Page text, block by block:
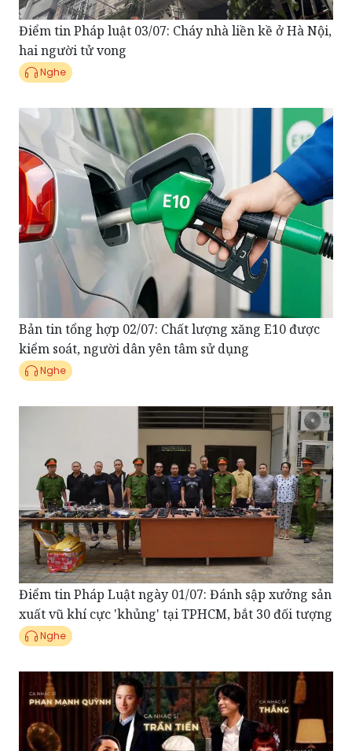
hai người tử vong
Nghe
Bản tin tổng hợp 02/07: Chất lượng xăng E10 được
kiểm soát, người dân yên tâm sử dụng
Nghe
Điểm tin Pháp Luật ngày 01/07: Đánh sập xưởng sản
xuất vũ khí cực 'khủng' tại TPHCM, bắt 30 đối tượng
Nghe